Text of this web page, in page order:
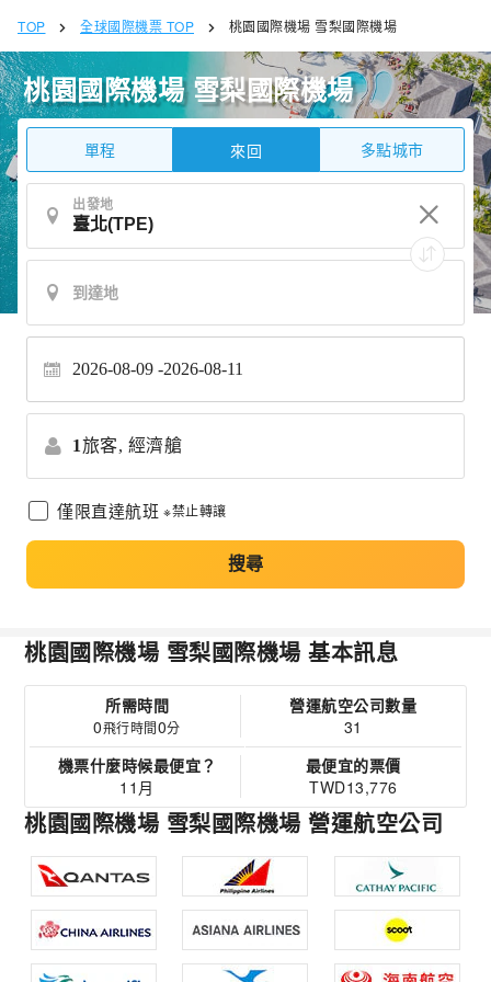
TOP 全球國際機票 TOP 桃園國際機場 雪梨國際機場
桃園國際機場 雪梨國際機場
單程 來回 多點城市
出發地
2026-08-09 2026-08-11
1旅客, 經濟艙
僅限直達航班 ※禁止轉讓
搜尋
桃園國際機場 雪梨國際機場 基本訊息
所需時間
0飛行時間0分
營運航空公司數量
31
機票什麼時候最便宜？
11月
最便宜的票價
TWD13,776
桃園國際機場 雪梨國際機場 營運航空公司